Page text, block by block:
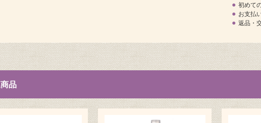
● 初めて
● お支払
● 返品・
品